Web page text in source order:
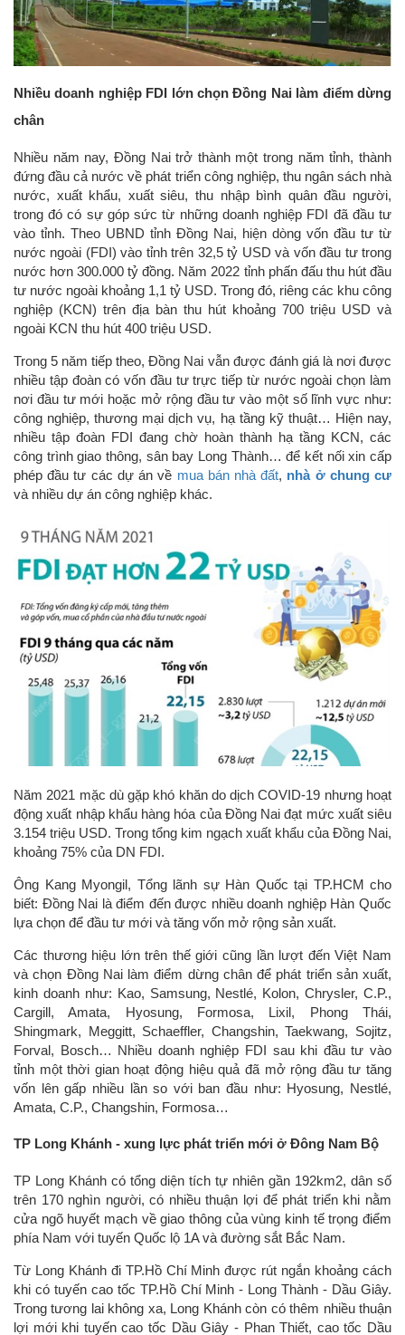
Nhiều doanh nghiệp FDI lớn chọn Đồng Nai làm điểm dừng
chân
Nhiều năm nay, Đồng Nai trở thành một trong năm tỉnh, thành
đứng đầu cả nước về phát triển công nghiệp, thu ngân sách nhà
nước, xuất khẩu, xuất siêu, thu nhập bình quân đầu người,
trong đó có sự góp sức từ những doanh nghiệp FDI đã đầu tư
vào tỉnh. Theo UBND tỉnh Đồng Nai, hiện dòng vốn đầu tư từ
nước ngoài (FDI) vào tỉnh trên 32,5 tỷ USD và vốn đầu tư trong
nước hơn 300.000 tỷ đồng. Năm 2022 tỉnh phấn đấu thu hút đầu
tư nước ngoài khoảng 1,1 tỷ USD. Trong đó, riêng các khu công
nghiệp (KCN) trên địa bàn thu hút khoảng 700 triệu USD và
ngoài KCN thu hút 400 triệu USD.
Trong 5 năm tiếp theo, Đồng Nai vẫn được đánh giá là nơi được
nhiều tập đoàn có vốn đầu tư trực tiếp từ nước ngoài chọn làm
nơi đầu tư mới hoặc mở rộng đầu tư vào một số lĩnh vực như:
công nghiệp, thương mại dịch vụ, hạ tầng kỹ thuật… Hiện nay,
nhiều tập đoàn FDI đang chờ hoàn thành hạ tầng KCN, các
công trình giao thông, sân bay Long Thành… để kết nối xin cấp
phép đầu tư các dự án về mua bán nhà đất, nhà ở chung cư
và nhiều dự án công nghiệp khác.
Năm 2021 mặc dù gặp khó khăn do dịch COVID-19 nhưng hoạt
động xuất nhập khẩu hàng hóa của Đồng Nai đạt mức xuất siêu
3.154 triệu USD. Trong tổng kim ngạch xuất khẩu của Đồng Nai,
khoảng 75% của DN FDI.
Ông Kang Myongil, Tổng lãnh sự Hàn Quốc tại TP.HCM cho
biết: Đồng Nai là điểm đến được nhiều doanh nghiệp Hàn Quốc
lựa chọn để đầu tư mới và tăng vốn mở rộng sản xuất.
Các thương hiệu lớn trên thế giới cũng lần lượt đến Việt Nam
và chọn Đồng Nai làm điểm dừng chân để phát triển sản xuất,
kinh doanh như: Kao, Samsung, Nestlé, Kolon, Chrysler, C.P.,
Cargill, Amata, Hyosung, Formosa, Lixil, Phong Thái,
Shingmark, Meggitt, Schaeffler, Changshin, Taekwang, Sojitz,
Forval, Bosch… Nhiều doanh nghiệp FDI sau khi đầu tư vào
tỉnh một thời gian hoạt động hiệu quả đã mở rộng đầu tư tăng
vốn lên gấp nhiều lần so với ban đầu như: Hyosung, Nestlé,
Amata, C.P., Changshin, Formosa…
TP Long Khánh - xung lực phát triển mới ở Đông Nam Bộ
TP Long Khánh có tổng diện tích tự nhiên gần 192km2, dân số
trên 170 nghìn người, có nhiều thuận lợi để phát triển khi nằm
cửa ngõ huyết mạch về giao thông của vùng kinh tế trọng điểm
phía Nam với tuyến Quốc lộ 1A và đường sắt Bắc Nam.
Từ Long Khánh đi TP.Hồ Chí Minh được rút ngắn khoảng cách
khi có tuyến cao tốc TP.Hồ Chí Minh - Long Thành - Dầu Giây.
Trong tương lai không xa, Long Khánh còn có thêm nhiều thuận
lợi mới khi tuyến cao tốc Dầu Giây - Phan Thiết, cao tốc Dầu